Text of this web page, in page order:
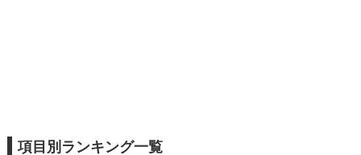
項目別ランキング一覧